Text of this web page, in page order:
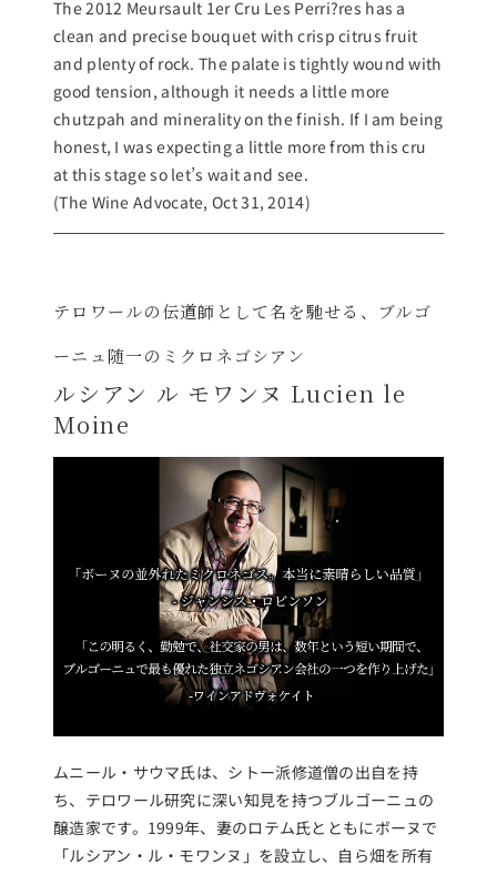
The 2012 Meursault 1er Cru Les Perri?res has a
clean and precise bouquet with crisp citrus fruit
and plenty of rock. The palate is tightly wound with
good tension, although it needs a little more
chutzpah and minerality on the finish. If I am being
honest, I was expecting a little more from this cru
at this stage so let’s wait and see.
(The Wine Advocate, Oct 31, 2014)
テロワールの伝道師として名を馳せる、ブルゴ
ーニュ随一のミクロネゴシアン
ルシアン ル モワンヌ Lucien le
Moine
ムニール・サウマ氏は、シトー派修道僧の出自を持
ち、テロワール研究に深い知見を持つブルゴーニュの
醸造家です。1999年、妻のロテム氏とともにボーヌで
「ルシアン・ル・モワンヌ」を設立し、自ら畑を所有